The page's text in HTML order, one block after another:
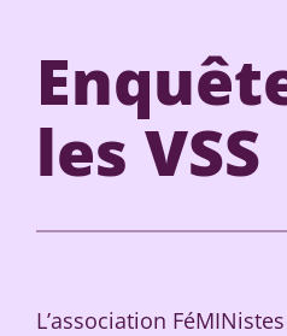
les VSS
L’association